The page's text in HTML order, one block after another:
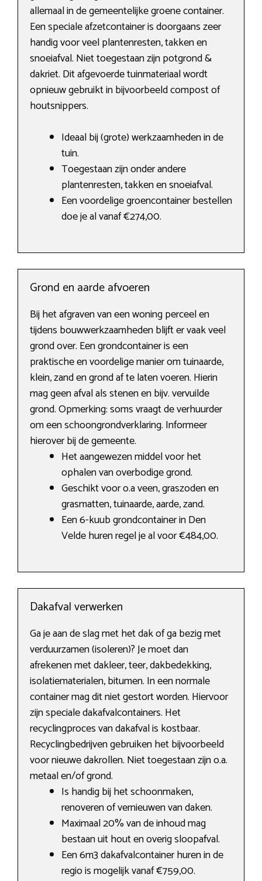
allemaal in de gemeentelijke groene container.
Een speciale afzetcontainer is doorgaans zeer
handig voor veel plantenresten, takken en
snoeiafval. Niet toegestaan zijn potgrond &
dakriet. Dit afgevoerde tuinmateriaal wordt
opnieuw gebruikt in bijvoorbeeld compost of
houtsnippers.
Ideaal bij (grote) werkzaamheden in de
tuin.
Toegestaan zijn onder andere
plantenresten, takken en snoeiafval.
Een voordelige groencontainer bestellen
doe je al vanaf €274,00.
Grond en aarde afvoeren
Bij het afgraven van een woning perceel en
tijdens bouwwerkzaamheden blijft er vaak veel
grond over. Een grondcontainer is een
praktische en voordelige manier om tuinaarde,
klein, zand en grond af te laten voeren. Hierin
mag geen afval als stenen en bijv. vervuilde
grond. Opmerking: soms vraagt de verhuurder
om een schoongrondverklaring. Informeer
hierover bij de gemeente.
Het aangewezen middel voor het
ophalen van overbodige grond.
Geschikt voor o.a veen, graszoden en
grasmatten, tuinaarde, aarde, zand.
Een 6-kuub grondcontainer in Den
Velde huren regel je al voor €484,00.
Dakafval verwerken
Ga je aan de slag met het dak of ga bezig met
verduurzamen (isoleren)? Je moet dan
afrekenen met dakleer, teer, dakbedekking,
isolatiematerialen, bitumen. In een normale
container mag dit niet gestort worden. Hiervoor
zijn speciale dakafvalcontainers. Het
recyclingproces van dakafval is kostbaar.
Recyclingbedrijven gebruiken het bijvoorbeeld
voor nieuwe dakrollen. Niet toegestaan zijn o.a.
metaal en/of grond.
Is handig bij het schoonmaken,
renoveren of vernieuwen van daken.
Maximaal 20% van de inhoud mag
bestaan uit hout en overig sloopafval.
Een 6m3 dakafvalcontainer huren in de
regio is mogelijk vanaf €759,00.